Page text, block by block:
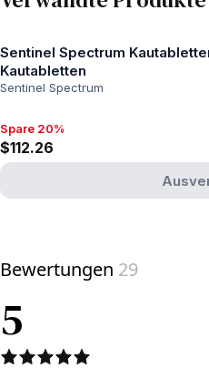
Sentinel Spectrum
Kautabletten
Sentinel Spectrum
Spare 20%, $112.26
Spare 20%
$112.26
Bewertungen 29
5